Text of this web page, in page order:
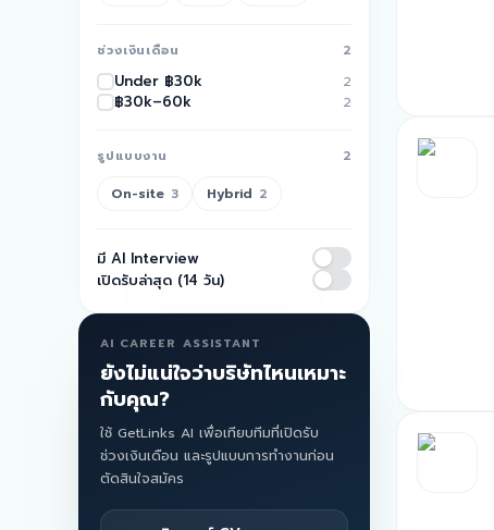
ช่วงเงินเดือน 2
Under ฿30k 2
฿30k–60k 2
รูปแบบงาน 2
On-site 3 Hybrid 2
มี AI Interview
เปิดรับล่าสุด (14 วัน)
AI CAREER ASSISTANT
ยังไม่แน่ใจว่าบริษัทไหนเหมาะ
กับคุณ?
ใช้ GetLinks AI เพื่อเทียบทีมที่เปิดรับ
ช่วงเงินเดือน และรูปแบบการทำงานก่อน
ตัดสินใจสมัคร